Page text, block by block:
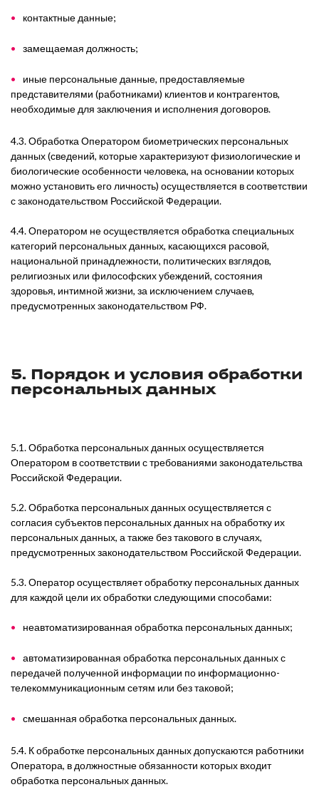
контактные данные;
замещаемая должность;
иные персональные данные, предоставляемые
представителями (работниками) клиентов и контрагентов,
необходимые для заключения и исполнения договоров.
4.3. Обработка Оператором биометрических персональных
данных (сведений, которые характеризуют физиологические и
биологические особенности человека, на основании которых
можно установить его личность) осуществляется в соответствии
с законодательством Российской Федерации.
4.4. Оператором не осуществляется обработка специальных
категорий персональных данных, касающихся расовой,
национальной принадлежности, политических взглядов,
религиозных или философских убеждений, состояния
здоровья, интимной жизни, за исключением случаев,
предусмотренных законодательством РФ.
5. Порядок и условия обработки
персональных данных
5.1. Обработка персональных данных осуществляется
Оператором в соответствии с требованиями законодательства
Российской Федерации.
5.2. Обработка персональных данных осуществляется с
согласия субъектов персональных данных на обработку их
персональных данных, а также без такового в случаях,
предусмотренных законодательством Российской Федерации.
5.3. Оператор осуществляет обработку персональных данных
для каждой цели их обработки следующими способами:
неавтоматизированная обработка персональных данных;
автоматизированная обработка персональных данных с
передачей полученной информации по информационно-
телекоммуникационным сетям или без таковой;
смешанная обработка персональных данных.
5.4. К обработке персональных данных допускаются работники
Оператора, в должностные обязанности которых входит
обработка персональных данных.